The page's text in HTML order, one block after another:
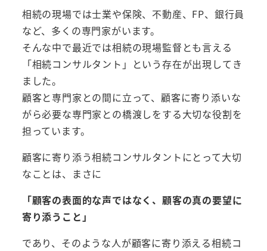
相続の現場では士業や保険、不動産、FP、銀行員
など、多くの専門家がいます。
そんな中で最近では相続の現場監督とも言える
「相続コンサルタント」という存在が出現してき
ました。
顧客と専門家との間に立って、顧客に寄り添いな
がら必要な専門家との橋渡しをする大切な役割を
担っています。
顧客に寄り添う相続コンサルタントにとって大切
なことは、まさに
「顧客の表面的な声ではなく、顧客の真の要望に
寄り添うこと」
であり、そのような人が顧客に寄り添える相続コ